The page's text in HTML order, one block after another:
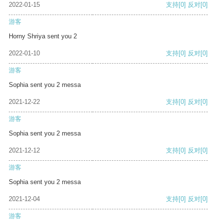
2022-01-15 支持[0] 反对[0]
游客
Horny Shriya sent you 2
2022-01-10 支持[0] 反对[0]
游客
Sophia sent you 2 messa
2021-12-22 支持[0] 反对[0]
游客
Sophia sent you 2 messa
2021-12-12 支持[0] 反对[0]
游客
Sophia sent you 2 messa
2021-12-04 支持[0] 反对[0]
游客